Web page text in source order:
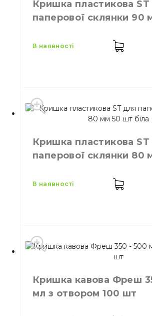
Розмір
D=90 мм
Кількість в упаковці
50,шт.
Кришка пластикова ST
паперової склянки 90
Виробник
Україна
Розмір
D=90 мм
Кількість в упаковці
50,шт.
в наявності
Кришка пластикова ST
паперової склянки 80
Україна
Розмір
D=80 мм
Кількість в упаковці
50,шт.
в наявності
Кришка кавова Фреш 350 - 500
мл з отвором 100 шт